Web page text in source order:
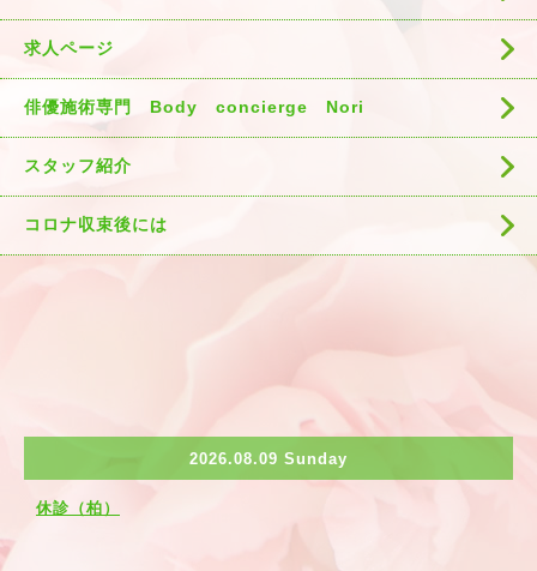
求人ページ
俳優施術専門 Body concierge Nori
スタッフ紹介
コロナ収束後には
2026.08.09 Sunday
休診（柏）